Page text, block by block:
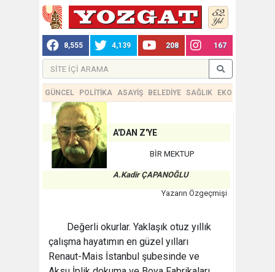
8,555 4,139 208 167
GÜNCEL POLİTİKA ASAYİŞ BELEDİYE SAĞLIK EKONOMİ
A'DAN Z'YE
BİR MEKTUP
A.Kadir ÇAPANOĞLU
Yazarın Özgeçmişi
Değerli okurlar. Yaklaşık otuz yıllık
çalışma hayatımın en güzel yılları
Renaut-Mais İstanbul şubesinde ve